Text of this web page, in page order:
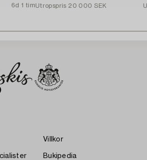
6d 1 tim Utropspris 20 000 SEK
Villkor
Bukipedia